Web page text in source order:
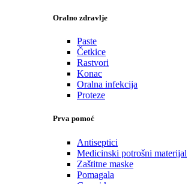
Oralno zdravlje
Paste
Četkice
Rastvori
Konac
Oralna infekcija
Proteze
Prva pomoć
Antiseptici
Medicinski potrošni materijal
Zaštitne maske
Pomagala